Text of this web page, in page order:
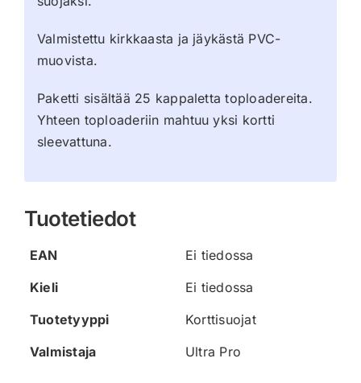
Valmistettu kirkkaasta ja jäykästä PVC-
muovista.
Paketti sisältää 25 kappaletta toploadereita.
Yhteen toploaderiin mahtuu yksi kortti
sleevattuna.
Tuotetiedot
EAN
Ei tiedossa
Kieli
Ei tiedossa
Tuotetyyppi
Korttisuojat
Valmistaja
Ultra Pro